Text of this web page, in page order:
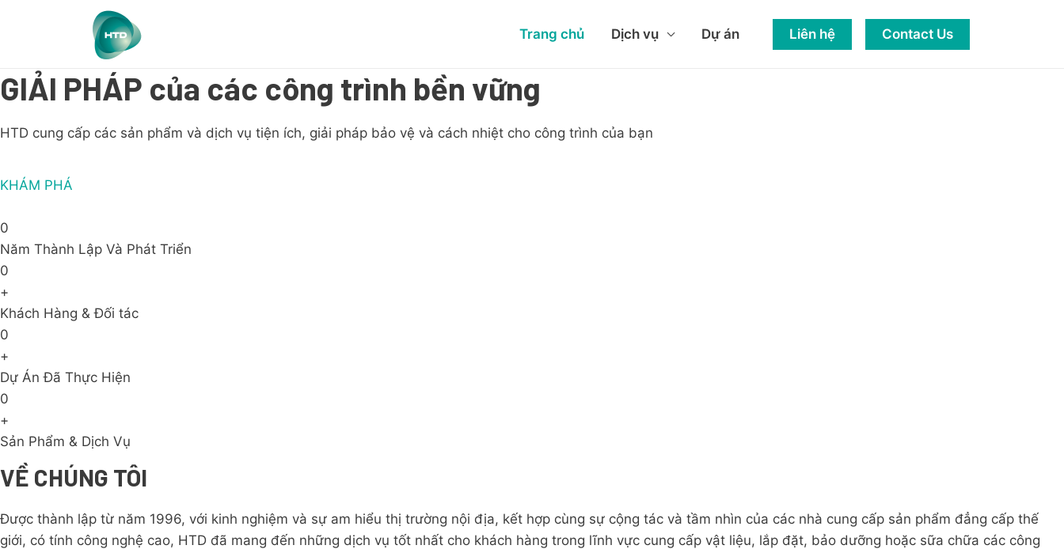
Trang chủ Dịch vụ Dự án Liên hệ Contact Us
GIẢI PHÁP của các công trình bền vững
HTD cung cấp các sản phẩm và dịch vụ tiện ích, giải pháp bảo vệ và cách nhiệt cho công trình của bạn
KHÁM PHÁ
0
Năm Thành Lập Và Phát Triển
0
+
Khách Hàng & Đối tác
0
+
Dự Án Đã Thực Hiện
0
+
Sản Phẩm & Dịch Vụ
VỀ CHÚNG TÔI
Được thành lập từ năm 1996, với kinh nghiệm và sự am hiểu thị trường nội địa, kết hợp cùng sự cộng tác và tầm nhìn của các nhà cung cấp sản phẩm đẳng cấp thế
giới, có tính công nghệ cao, HTD đã mang đến những dịch vụ tốt nhất cho khách hàng trong lĩnh vực cung cấp vật liệu, lắp đặt, bảo dưỡng hoặc sữa chữa các công